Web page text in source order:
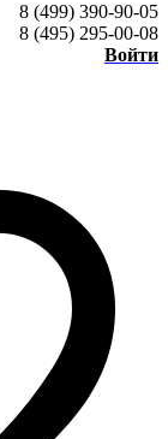
8 (499) 390-90-05
8 (495) 295-00-08
Войти